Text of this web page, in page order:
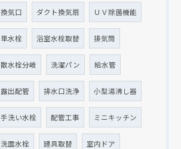
換気口 ダクト換気扇 ＵＶ除菌機能
単水栓 浴室水栓取替 排気筒
散水栓分岐 洗濯パン 給水管
露出配管 排水口洗浄 小型湯沸し器
手洗い水栓 配管工事 ミニキッチン
洗面水栓 建具取替 室内ドア